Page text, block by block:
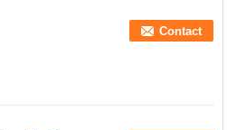
Contact